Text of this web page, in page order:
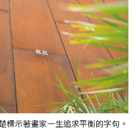
標示著畫家一生追求平衡的字句。